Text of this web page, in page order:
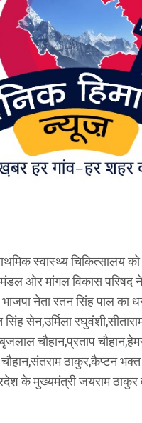
स्वास्थ्य चिकित्सालय
मंडल ओर मांगल विकास
नेता रतन सिंह पाल का
सेन,उर्मिला
चौहान,प्रताप
चौहान,संतराम ठाकुर,कैप्टन
प्रदेश के मुख्यमंत्री जयराम